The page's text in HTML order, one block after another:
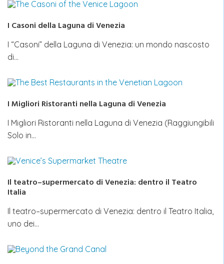
I Casoni della Laguna di Venezia
I “Casoni” della Laguna di Venezia: un mondo nascosto
di…
I Migliori Ristoranti nella Laguna di Venezia
I Migliori Ristoranti nella Laguna di Venezia (Raggiungibili
Solo in…
Il teatro–supermercato di Venezia: dentro il Teatro
Italia
Il teatro–supermercato di Venezia: dentro il Teatro Italia,
uno dei…